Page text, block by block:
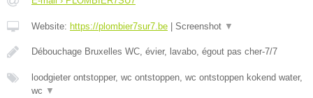
Website: https://plombier7sur7.be Screenshot ▼
Débouchage Bruxelles WC, évier, lavabo, égout pas cher-7/7
loodgieter ontstopper, wc ontstoppen, wc ontstoppen kokend water,
wc ▼